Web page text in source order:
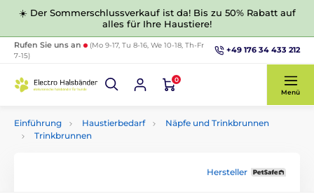
☀️ Der Sommerschlussverkauf ist da! Bis zu 50% Rabatt auf
alles für Ihre Haustiere!
Rufen Sie uns an
(Mo 9-17, Tu 8-16, We 10-18, Th-Fr
7-15)
+49 176 34 433 212
0
Menü
Einführung Haustierbedarf
Näpfe und Trinkbrunnen
Trinkbrunnen
Hersteller